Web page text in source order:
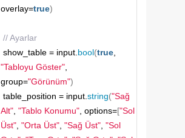
overlay=true)
// Ayarlar
show_table = input.bool(true
"Tabloyu Göster",
group="Görünüm")
table_position = input.string("Sağ
Alt", "Tablo Konumu", options=["Sol
Üst", "Orta Üst", "Sağ Üst", "Sol